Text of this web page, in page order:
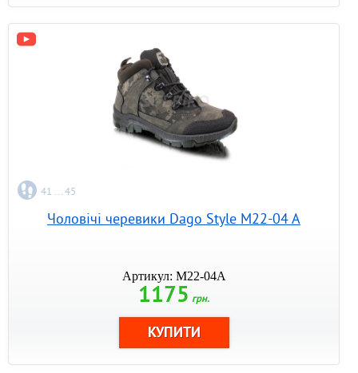
41 ... 45
Чоловічі черевики Dago Style M22-04 A
Артикул: M22-04A
1175 грн.